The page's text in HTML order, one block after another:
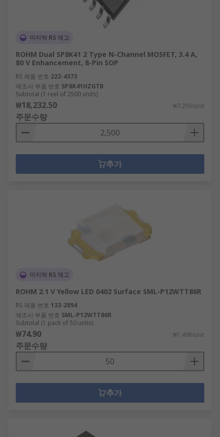
마지막 RS 재고
ROHM Dual SP8K41 2 Type N-Channel MOSFET, 3.4 A,
80 V Enhancement, 8-Pin SOP
RS 제품 번호 222-4373
제조사 부품 번호 SP8K41HZGTB
Subtotal (1 reel of 2500 units)
₩18,232.50 ₩7.293/unit
주문수량
추가
마지막 RS 재고
ROHM 2.1 V Yellow LED 0402 Surface SML-P12WTT86R
RS 제품 번호 133-2894
제조사 부품 번호 SML-P12WTT86R
Subtotal (1 pack of 50 units)
₩74.90 ₩1.498/unit
주문수량
추가